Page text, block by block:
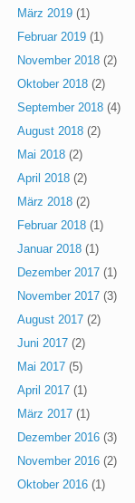
März 2019 (1)
Februar 2019 (1)
November 2018 (2)
Oktober 2018 (2)
September 2018 (4)
August 2018 (2)
Mai 2018 (2)
April 2018 (2)
März 2018 (2)
Februar 2018 (1)
Januar 2018 (1)
Dezember 2017 (1)
November 2017 (3)
August 2017 (2)
Juni 2017 (2)
Mai 2017 (5)
April 2017 (1)
März 2017 (1)
Dezember 2016 (3)
November 2016 (2)
Oktober 2016 (1)